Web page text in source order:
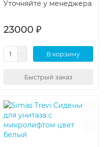
Уточняйте у менеджера
23000 ₽
В корзину
Быстрый заказ